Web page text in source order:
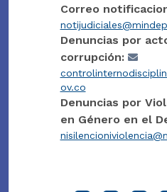
Correo
Denuncias por
corrupción:
ov.co
Denuncias por
en Género en el